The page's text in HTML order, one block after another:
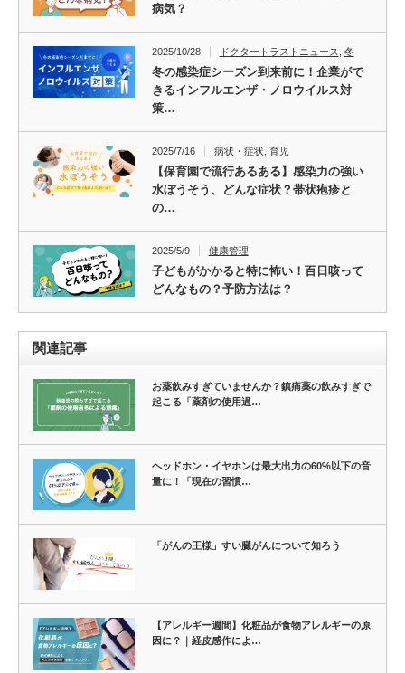
病気？
2025/10/28 ドクタートラストニュース 冬
冬の感染症シーズン到来前に！企業がで
きるインフルエンザ・ノロウイルス対
策…
2025/7/16 病状・症状 育児
【保育園で流行あるある】感染力の強い
水ぼうそう、どんな症状？帯状疱疹と
の…
2025/5/9 健康管理
子どもがかかると特に怖い！百日咳って
どんなもの？予防方法は？
関連記事
お薬飲みすぎていませんか？鎮痛薬の飲みすぎで
起こる「薬剤の使用過…
ヘッドホン・イヤホンは最大出力の60%以下の音
量に！「現在の習慣…
「がんの王様」すい臓がんについて知ろう
【アレルギー週間】化粧品が食物アレルギーの原
因に？｜経皮感作によ…